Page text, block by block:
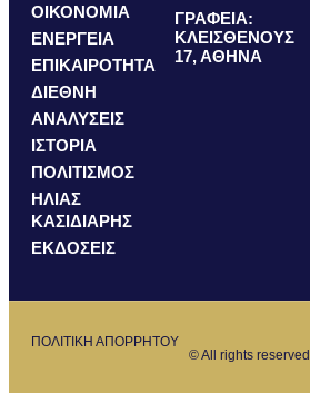
ΟΙΚΟΝΟΜΙΑ
ΕΝΕΡΓΕΙΑ
ΕΠΙΚΑΙΡΟΤΗΤΑ
ΔΙΕΘΝΗ
ΑΝΑΛΥΣΕΙΣ
ΙΣΤΟΡΙΑ
ΠΟΛΙΤΙΣΜΟΣ
ΗΛΙΑΣ
ΚΑΣΙΔΙΑΡΗΣ
ΕΚΔΟΣΕΙΣ
ΓΡΑΦΕΙΑ:
ΚΛΕΙΣΘΕΝΟΥΣ
17, ΑΘΗΝΑ
ΠΟΛΙΤΙΚΗ ΑΠΟΡΡΗΤΟΥ
© All rights reserved